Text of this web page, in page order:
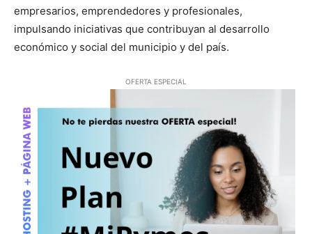
empresarios, emprendedores y profesionales,
impulsando iniciativas que contribuyan al desarrollo
económico y social del municipio y del país.
OFERTA ESPECIAL